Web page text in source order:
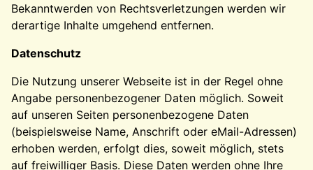
Bekanntwerden von Rechtsverletzungen werden wir
derartige Inhalte umgehend entfernen.
Datenschutz
Die Nutzung unserer Webseite ist in der Regel ohne
Angabe personenbezogener Daten möglich. Soweit
auf unseren Seiten personenbezogene Daten
(beispielsweise Name, Anschrift oder eMail-Adressen)
erhoben werden, erfolgt dies, soweit möglich, stets
auf freiwilliger Basis. Diese Daten werden ohne Ihre